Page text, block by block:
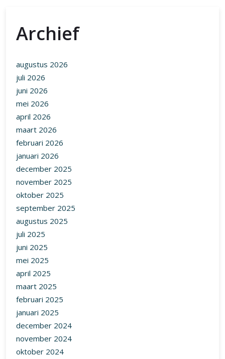
Archief
augustus 2026
juli 2026
juni 2026
mei 2026
april 2026
maart 2026
februari 2026
januari 2026
december 2025
november 2025
oktober 2025
september 2025
augustus 2025
juli 2025
juni 2025
mei 2025
april 2025
maart 2025
februari 2025
januari 2025
december 2024
november 2024
oktober 2024